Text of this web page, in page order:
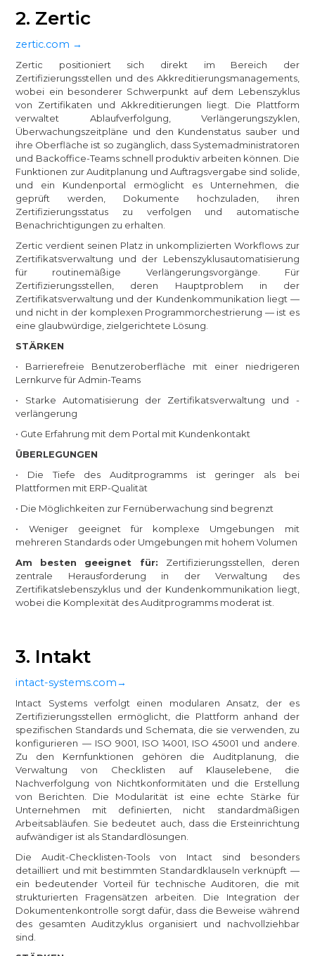
2. Zertic
zertic.com →
Zertic positioniert sich direkt im Bereich der
Zertifizierungsstellen und des Akkreditierungsmanagements,
wobei ein besonderer Schwerpunkt auf dem Lebenszyklus
von Zertifikaten und Akkreditierungen liegt. Die Plattform
verwaltet Ablaufverfolgung, Verlängerungszyklen,
Überwachungszeitpläne und den Kundenstatus sauber und
ihre Oberfläche ist so zugänglich, dass Systemadministratoren
und Backoffice-Teams schnell produktiv arbeiten können. Die
Funktionen zur Auditplanung und Auftragsvergabe sind solide,
und ein Kundenportal ermöglicht es Unternehmen, die
geprüft werden, Dokumente hochzuladen, ihren
Zertifizierungsstatus zu verfolgen und automatische
Benachrichtigungen zu erhalten.
Zertic verdient seinen Platz in unkomplizierten Workflows zur
Zertifikatsverwaltung und der Lebenszyklusautomatisierung
für routinemäßige Verlängerungsvorgänge. Für
Zertifizierungsstellen, deren Hauptproblem in der
Zertifikatsverwaltung und der Kundenkommunikation liegt —
und nicht in der komplexen Programmorchestrierung — ist es
eine glaubwürdige, zielgerichtete Lösung.
STÄRKEN
• Barrierefreie Benutzeroberfläche mit einer niedrigeren
Lernkurve für Admin-Teams
• Starke Automatisierung der Zertifikatsverwaltung und -
verlängerung
• Gute Erfahrung mit dem Portal mit Kundenkontakt
ÜBERLEGUNGEN
• Die Tiefe des Auditprogramms ist geringer als bei
Plattformen mit ERP-Qualität
• Die Möglichkeiten zur Fernüberwachung sind begrenzt
• Weniger geeignet für komplexe Umgebungen mit
mehreren Standards oder Umgebungen mit hohem Volumen
Am besten geeignet für: Zertifizierungsstellen, deren
zentrale Herausforderung in der Verwaltung des
Zertifikatslebenszyklus und der Kundenkommunikation liegt,
wobei die Komplexität des Auditprogramms moderat ist.
3. Intakt
intact-systems.com→
Intact Systems verfolgt einen modularen Ansatz, der es
Zertifizierungsstellen ermöglicht, die Plattform anhand der
spezifischen Standards und Schemata, die sie verwenden, zu
konfigurieren — ISO 9001, ISO 14001, ISO 45001 und andere.
Zu den Kernfunktionen gehören die Auditplanung, die
Verwaltung von Checklisten auf Klauselebene, die
Nachverfolgung von Nichtkonformitäten und die Erstellung
von Berichten. Die Modularität ist eine echte Stärke für
Unternehmen mit definierten, nicht standardmäßigen
Arbeitsabläufen. Sie bedeutet auch, dass die Ersteinrichtung
aufwändiger ist als Standardlösungen.
Die Audit-Checklisten-Tools von Intact sind besonders
detailliert und mit bestimmten Standardklauseln verknüpft —
ein bedeutender Vorteil für technische Auditoren, die mit
strukturierten Fragensätzen arbeiten. Die Integration der
Dokumentenkontrolle sorgt dafür, dass die Beweise während
des gesamten Auditzyklus organisiert und nachvollziehbar
sind.